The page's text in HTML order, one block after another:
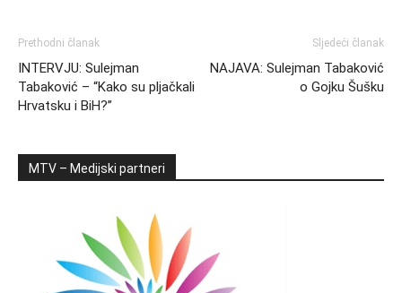
Prethodni članak
INTERVJU: Sulejman
Tabaković – “Kako su pljačkali
Hrvatsku i BiH?”
Sljedeći članak
NAJAVA: Sulejman Tabaković
o Gojku Šušku
MTV – Medijski partneri